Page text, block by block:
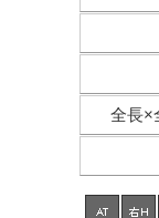
全長×